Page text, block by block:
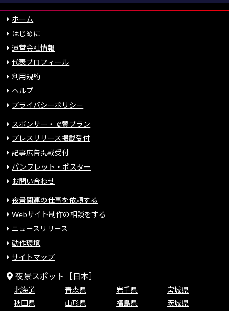
ホーム
はじめに
運営会社情報
代表プロフィール
利用規約
ヘルプ
プライバシーポリシー
スポンサー・協賛プラン
プレスリリース掲載受付
記事広告掲載受付
パンフレット・ポスター
お問い合わせ
夜景関連の仕事を依頼する
Webサイト制作の相談をする
ニュースリリース
動作環境
サイトマップ
夜景スポット［日本］
北海道 青森県 岩手県
宮城県
秋田県
山形県 福島県
茨城県